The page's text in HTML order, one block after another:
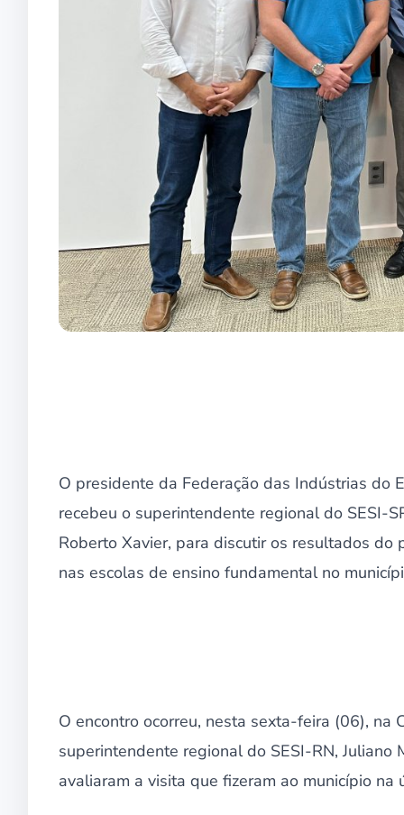
O presidente da Federação das Indústrias do
recebeu o superintendente regional do SESI-
Roberto Xavier, para discutir os resultados do
nas escolas de ensino fundamental no
O encontro ocorreu, nesta sexta-feira (06), na
superintendente regional do SESI-RN, Juliano
avaliaram a visita que fizeram ao município